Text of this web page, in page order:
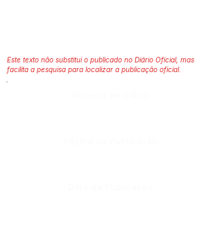
Este texto não substitui o publicado no Diário Oficial, mas
facilita a pesquisa para localizar a publicação oficial.